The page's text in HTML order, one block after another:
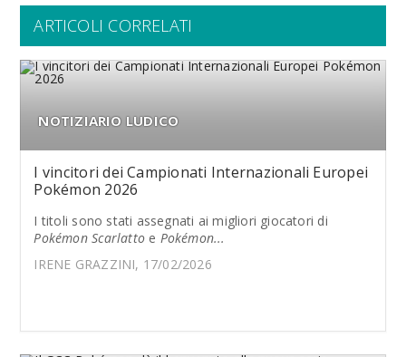
ARTICOLI CORRELATI
NOTIZIARIO LUDICO
I vincitori dei Campionati Internazionali Europei
Pokémon 2026
I titoli sono stati assegnati ai migliori giocatori di
Pokémon Scarlatto e Pokémon...
IRENE GRAZZINI, 17/02/2026